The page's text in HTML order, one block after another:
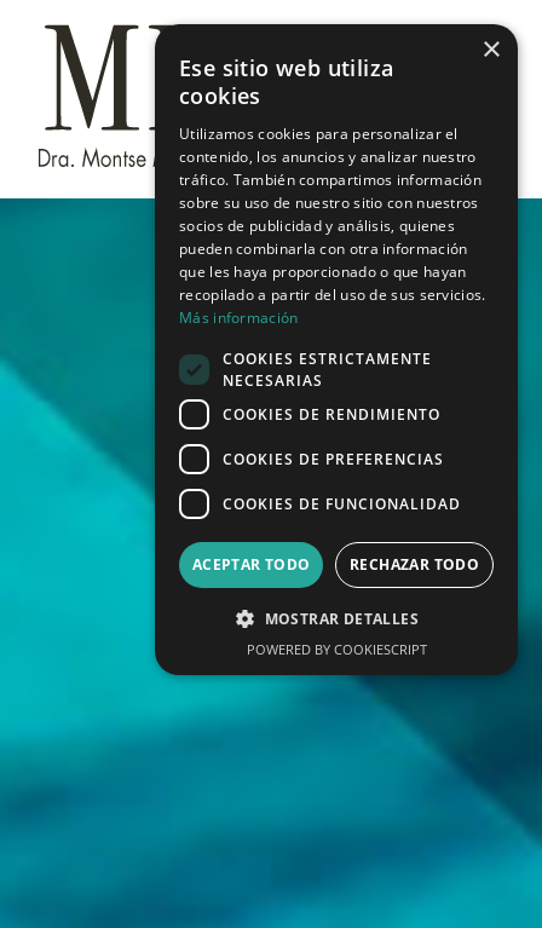
contenido
×
Ese sitio web utiliza
cookies
Utilizamos cookies para personalizar el
contenido, los anuncios y analizar nuestro
tráfico. También compartimos información
sobre su uso de nuestro sitio con nuestros
socios de publicidad y análisis, quienes
pueden combinarla con otra información
que les haya proporcionado o que hayan
recopilado a partir del uso de sus servicios.
Más información
COOKIES ESTRICTAMENTE
NECESARIAS
COOKIES DE RENDIMIENTO
COOKIES DE PREFERENCIAS
COOKIES DE FUNCIONALIDAD
ACEPTAR TODO RECHAZAR TODO
MOSTRAR DETALLES
POWERED BY COOKIESCRIPT